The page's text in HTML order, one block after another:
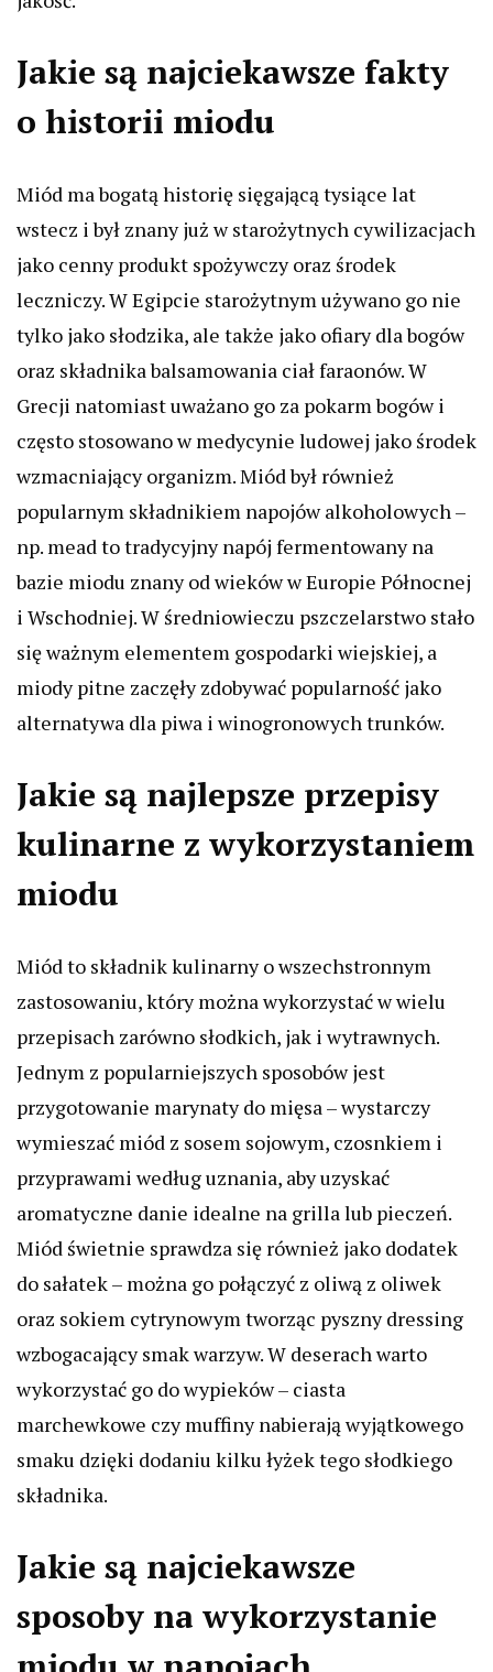
Jakie są najciekawsze fakty
o historii miodu
Miód ma bogatą historię sięgającą tysiące lat
wstecz i był znany już w starożytnych cywilizacjach
jako cenny produkt spożywczy oraz środek
leczniczy. W Egipcie starożytnym używano go nie
tylko jako słodzika, ale także jako ofiary dla bogów
oraz składnika balsamowania ciał faraonów. W
Grecji natomiast uważano go za pokarm bogów i
często stosowano w medycynie ludowej jako środek
wzmacniający organizm. Miód był również
popularnym składnikiem napojów alkoholowych –
np. mead to tradycyjny napój fermentowany na
bazie miodu znany od wieków w Europie Północnej
i Wschodniej. W średniowieczu pszczelarstwo stało
się ważnym elementem gospodarki wiejskiej, a
miody pitne zaczęły zdobywać popularność jako
alternatywa dla piwa i winogronowych trunków.
Jakie są najlepsze przepisy
kulinarne z wykorzystaniem
miodu
Miód to składnik kulinarny o wszechstronnym
zastosowaniu, który można wykorzystać w wielu
przepisach zarówno słodkich, jak i wytrawnych.
Jednym z popularniejszych sposobów jest
przygotowanie marynaty do mięsa – wystarczy
wymieszać miód z sosem sojowym, czosnkiem i
przyprawami według uznania, aby uzyskać
aromatyczne danie idealne na grilla lub pieczeń.
Miód świetnie sprawdza się również jako dodatek
do sałatek – można go połączyć z oliwą z oliwek
oraz sokiem cytrynowym tworząc pyszny dressing
wzbogacający smak warzyw. W deserach warto
wykorzystać go do wypieków – ciasta
marchewkowe czy muffiny nabierają wyjątkowego
smaku dzięki dodaniu kilku łyżek tego słodkiego
składnika.
Jakie są najciekawsze
sposoby na wykorzystanie